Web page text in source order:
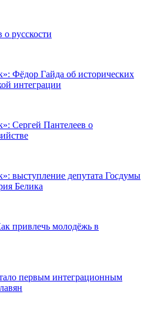
русскости
Фёдор Гайда об исторических
интеграции
Сергей Пантелеев о
выступление депутата Госдумы
Белика
привлечь молодёжь в
первым интеграционным